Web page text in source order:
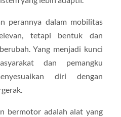
perannya dalam mobilitas
tetapi bentuk dan
Yang menjadi kunci
dan pemangku
diri dengan
bermotor adalah alat yang